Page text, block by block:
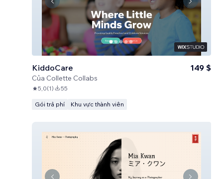
KiddoCare
Của Collette Collabs
149 $
5,0(1) 55
Gói trả phí Khu vực thành viên